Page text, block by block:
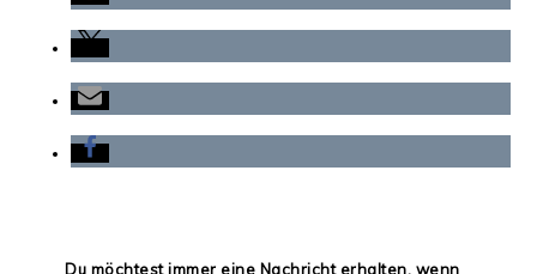
Du möchtest immer eine Nachricht erhalten, wenn